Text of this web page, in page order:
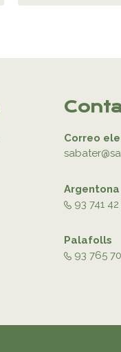
Correo
Argentona
93 741 42
Palafolls
93 765